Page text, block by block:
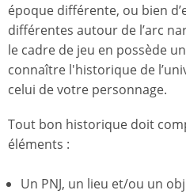
époque différente, ou bien
différentes autour de l’arc
le cadre de jeu en possède
connaître l'historique de
celui de votre personnage.
Tout bon historique doit
éléments :
Un PNJ, un lieu et/ou un